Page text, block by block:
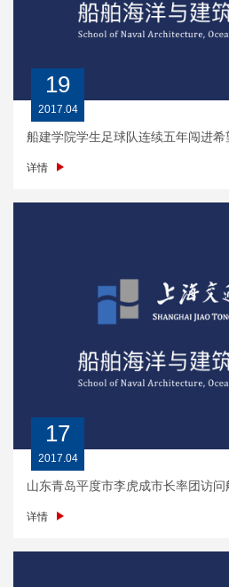
19
2017.04
船建学院学生足球队连续五年闯进
详情
17
2017.04
山东青岛平度市李虎成市长率团访问
详情